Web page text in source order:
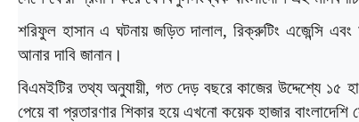
শরিফুল হাসান এ ঘটনায় জড়িত দালাল, রিক্রুটিং এজেন্সি
আনার দাবি জানান।
বিএমইটির তথ্য অনুযায়ী, গত দেড় বছরে কাজের উদ্দেশ্যে ১৫
পেয়ে বা প্রতারণার শিকার হয়ে এখনো কয়েক হাজার বাংলাদেশি